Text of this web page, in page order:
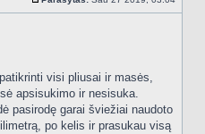
Standartinė
visi pliusai ir masės,
apsisukimo ir nesisuka.
pasirodę garai šviežiai naudoto
po kelis ir prasukau visą